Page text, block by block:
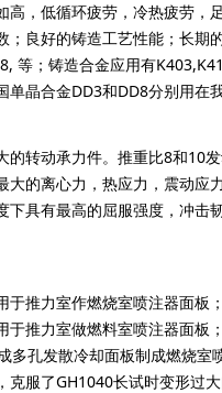
高，低循环疲劳，冷热疲劳
；良好的铸造工艺性能；长期
等；铸造合金应用有
晶合金DD3和DD8分别用在
转动承力件。推重比8和10
大的离心力，热应力，震动
下具有最高的屈服强度，冲
力室作燃烧室喷注器面板；
力室做燃料室喷注器面板
多孔发散冷却面板制成燃烧
克服了GH1040长试时变形过